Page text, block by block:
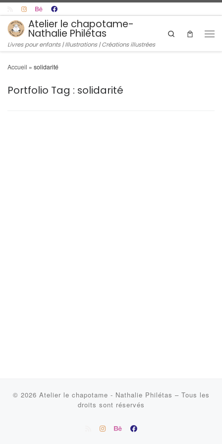
Skip to content
Atelier le chapotame-
Nathalie Philétas
Livres pour enfants | Illustrations | Créations illustrées
Search
Accueil » solidarité
Portfolio Tag : solidarité
© 2026 Atelier le chapotame - Nathalie Philétas – Tous les
droits sont réservés